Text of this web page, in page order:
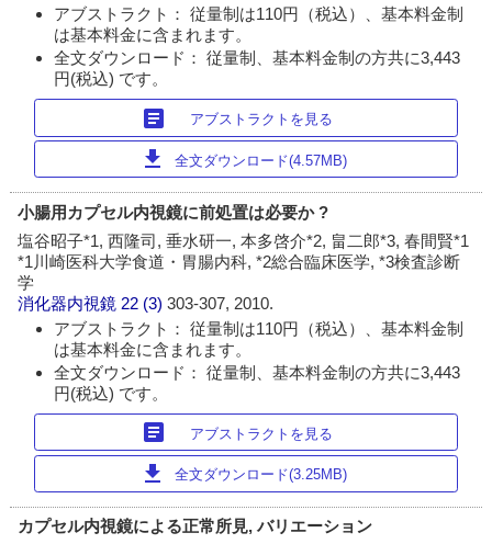
アブストラクト： 従量制は110円（税込）、基本料金制
は基本料金に含まれます。
全文ダウンロード： 従量制、基本料金制の方共に3,443
円(税込) です。
article アブストラクトを見る
download 全文ダウンロード(4.57MB)
小腸用カプセル内視鏡に前処置は必要か ?
塩谷昭子*1, 西隆司, 垂水研一, 本多啓介*2, 畠二郎*3, 春間賢*1
*1川崎医科大学食道・胃腸内科, *2総合臨床医学, *3検査診断
学
消化器内視鏡 22 (3)303-307, 2010.
アブストラクト： 従量制は110円（税込）、基本料金制
は基本料金に含まれます。
全文ダウンロード： 従量制、基本料金制の方共に3,443
円(税込) です。
article アブストラクトを見る
download 全文ダウンロード(3.25MB)
カプセル内視鏡による正常所見, バリエーション